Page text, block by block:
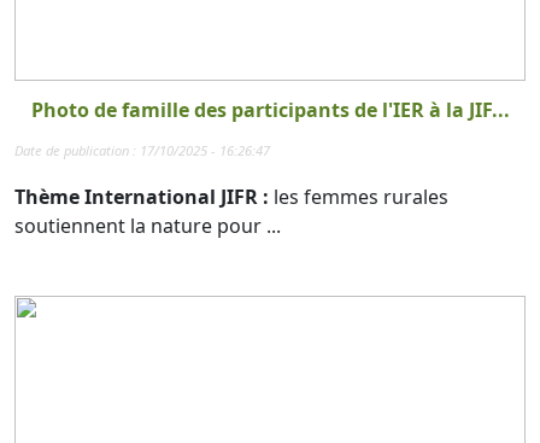
Photo de famille des participants de l'IER à la JIF...
Date de publication : 17/10/2025 - 16:26:47
Thème International JIFR : les femmes rurales
soutiennent la nature pour ...